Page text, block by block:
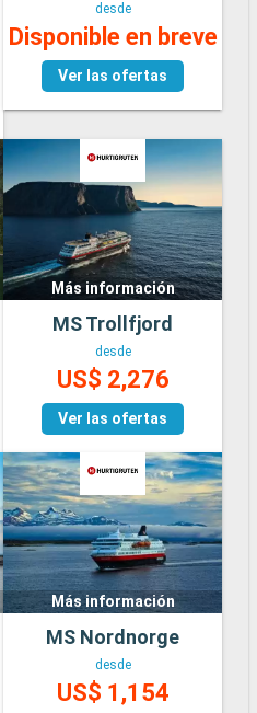
desde
Disponible en breve
Ver las ofertas
Más información
MS Trollfjord
desde
US$ 2,276
Ver las ofertas
Más información
MS Nordnorge
desde
US$ 1,154